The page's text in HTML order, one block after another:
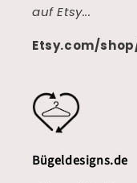
auf Etsy...
Etsy.com/
Bügeldesigns.de